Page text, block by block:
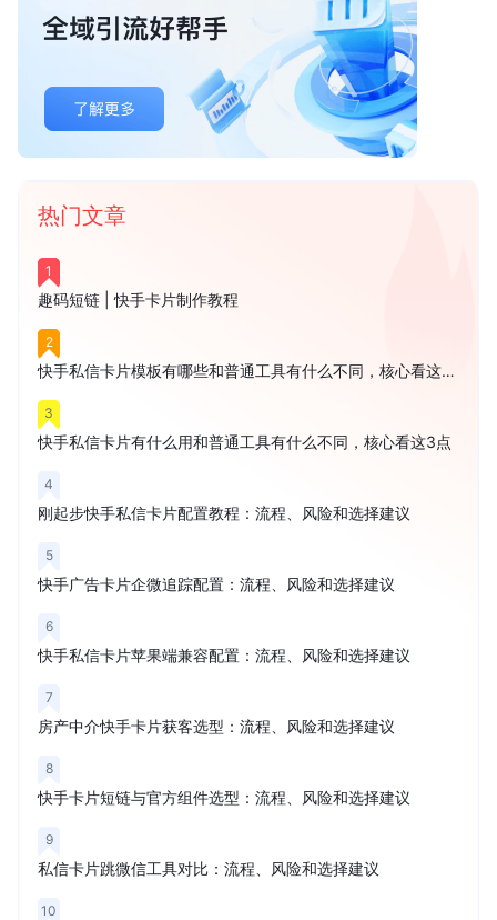
热门文章
1
趣码短链 | 快手卡片制作教程
2
快手私信卡片模板有哪些和普通工具有什么不同，核心看这3点
3
快手私信卡片有什么用和普通工具有什么不同，核心看这3点
4
刚起步快手私信卡片配置教程：流程、风险和选择建议
5
快手广告卡片企微追踪配置：流程、风险和选择建议
6
快手私信卡片苹果端兼容配置：流程、风险和选择建议
7
房产中介快手卡片获客选型：流程、风险和选择建议
8
快手卡片短链与官方组件选型：流程、风险和选择建议
9
私信卡片跳微信工具对比：流程、风险和选择建议
10